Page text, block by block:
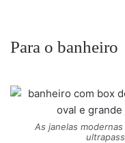
Para o banheiro
As janelas